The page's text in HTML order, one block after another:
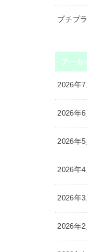
プチプ
アーカ
2026年7
2026年6
2026年5
2026年4
2026年3
2026年2